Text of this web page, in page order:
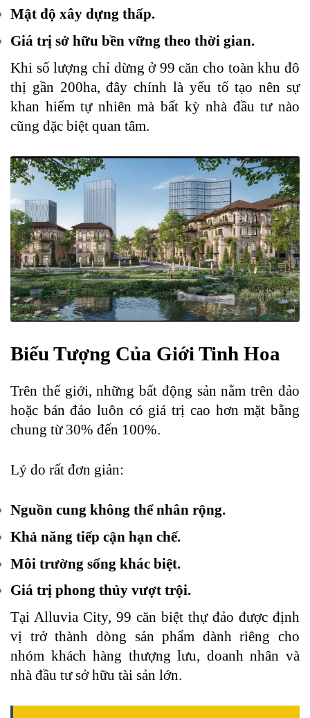
Mật độ xây dựng thấp.
Giá trị sở hữu bền vững theo thời gian.
Khi số lượng chỉ dừng ở 99 căn cho toàn khu đô
thị gần 200ha, đây chính là yếu tố tạo nên sự
khan hiếm tự nhiên mà bất kỳ nhà đầu tư nào
cũng đặc biệt quan tâm.
Biểu Tượng Của Giới Tinh Hoa
Trên thế giới, những bất động sản nằm trên đảo
hoặc bán đảo luôn có giá trị cao hơn mặt bằng
chung từ 30% đến 100%.
Lý do rất đơn giản:
Nguồn cung không thể nhân rộng.
Khả năng tiếp cận hạn chế.
Môi trường sống khác biệt.
Giá trị phong thủy vượt trội.
Tại Alluvia City, 99 căn biệt thự đảo được định
vị trở thành dòng sản phẩm dành riêng cho
nhóm khách hàng thượng lưu, doanh nhân và
nhà đầu tư sở hữu tài sản lớn.